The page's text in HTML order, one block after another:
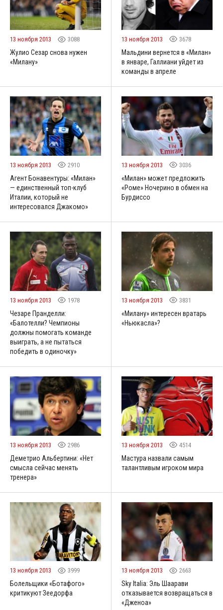
13 ноября 2013 3088
Жулио Сезар снова нужен
«Милану»
13 ноября 2013 3678
Мальдини вернется в «Милан»
в январе, Галлиани уйдет из
команды в апреле
13 ноября 2013 2910
Агент Бонавентуры: «Милан»
— единственный топ-клуб
Италии, который не
интересовался Джакомо»
13 ноября 2013 3036
«Милан» может предложить
«Роме» Ночерино в обмен на
Бурдиссо
13 ноября 2013 1978
Чезаре Пранделли:
«Балотелли? Чемпионы
должны помогать команде
выиграть, а не пытаться
победить в одиночку»
13 ноября 2013 3831
«Милану» интересен вратарь
«Ньюкасла»?
13 ноября 2013 2986
Деметрио Альбертини: «Нет
смысла сейчас менять
тренера»
13 ноября 2013 4514
Мастура назвали самым
талантливым игроком мира
13 ноября 2013 3999
Болельщики «Ботафого»
критикуют Зеедорфа
13 ноября 2013 2663
Sky Italia: Эль Шаарави
отказывается возвращаться в
«Дженоа»